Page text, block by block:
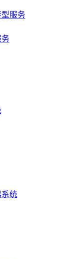
服务
务
统